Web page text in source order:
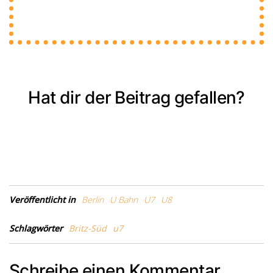
Hat dir der Beitrag gefallen?
Veröffentlicht in Berlin U Bahn U7 U8
Schlagwörter Britz-Süd u7